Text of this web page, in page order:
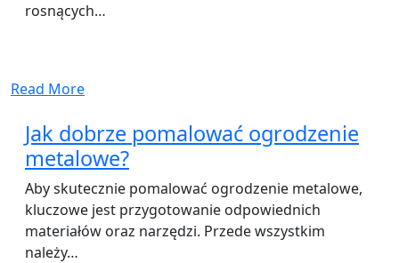
rosnących…
Read More
Jak dobrze pomalować ogrodzenie
metalowe?
Aby skutecznie pomalować ogrodzenie metalowe,
kluczowe jest przygotowanie odpowiednich
materiałów oraz narzędzi. Przede wszystkim
należy…